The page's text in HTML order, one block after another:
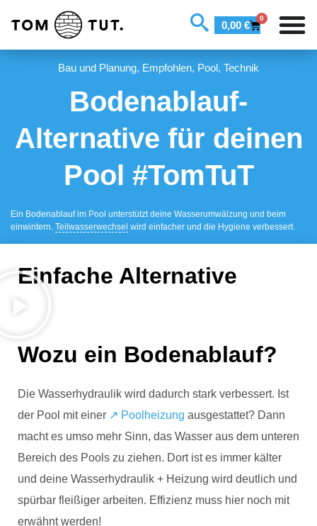
0,00 €
0
Bau und Planung, Empfohlen, Pool, Technik
Bodenablauf-
Alternative für deinen
Pool #TomTuT
Ein Bodenablauf im Pool unterstützt deine Wasserumwälzung und beim
einwintern. Teilwasserwechsel wird einfacher und die Hygiene verbessert.
Einfache Alternative
Wozu ein Bodenablauf?
Die Wasserhydraulik wird dadurch stark verbessert. Ist
der Pool mit einer ↗ Poolheizung ausgestattet? Dann
macht es umso mehr Sinn, das Wasser aus dem unteren
Bereich des Pools zu ziehen. Dort ist es immer kälter
und deine Wasserhydraulik + Heizung wird deutlich und
spürbar fleißiger arbeiten. Effizienz muss hier noch mit
erwähnt werden!